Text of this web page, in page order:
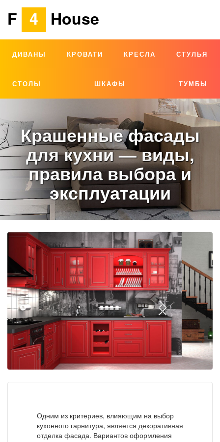
F 4 House
ДИВАНЫ КРОВАТИ КРЕСЛА СТУЛЬЯ
СТОЛЫ ШКАФЫ ТУМБЫ
Крашенные фасады
для кухни — виды,
правила выбора и
эксплуатации
Одним из критериев, влияющим на выбор
кухонного гарнитура, является декоративная
отделка фасада. Вариантов оформления